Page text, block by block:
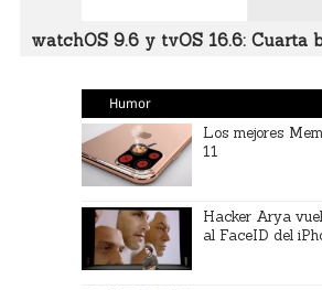
watchOS 9.6 y tvOS 16.6: Cuarta
Humor
Los mejores
11
Hacker Arya
al FaceID del